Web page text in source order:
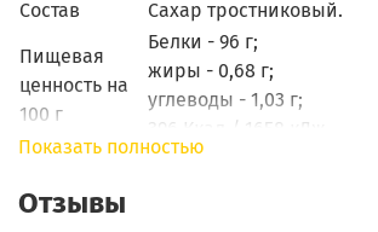
Состав
Сахар тростниковый.
Пищевая
ценность на
100 г
Белки - 96 г;
жиры - 0,68 г;
углеводы - 1,03 г;
396 Ккал / 1658 кДж.
Условия
хранения
Хранить в сухом
Показать полностью
Отзывы